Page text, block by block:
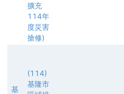
擴充
114年
度災害
搶修)
基
(114)
基隆市